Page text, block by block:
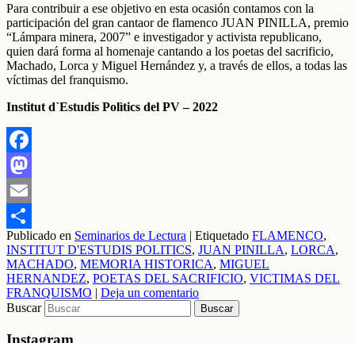
Para contribuir a ese objetivo en esta ocasión contamos con la
participación del gran cantaor de flamenco JUAN PINILLA, premio
“Lámpara minera, 2007” e investigador y activista republicano,
quien dará forma al homenaje cantando a los poetas del sacrificio,
Machado, Lorca y Miguel Hernández y, a través de ellos, a todas las
víctimas del franquismo.
Institut d`Estudis Polìtics del PV – 2022
Facebook
Mastodon
Email
Compartir
Publicado en Seminarios de Lectura | Etiquetado FLAMENCO,
INSTITUT D'ESTUDIS POLITICS, JUAN PINILLA, LORCA,
MACHADO, MEMORIA HISTORICA, MIGUEL
HERNANDEZ, POETAS DEL SACRIFICIO, VICTIMAS DEL
FRANQUISMO | Deja un comentario
Buscar